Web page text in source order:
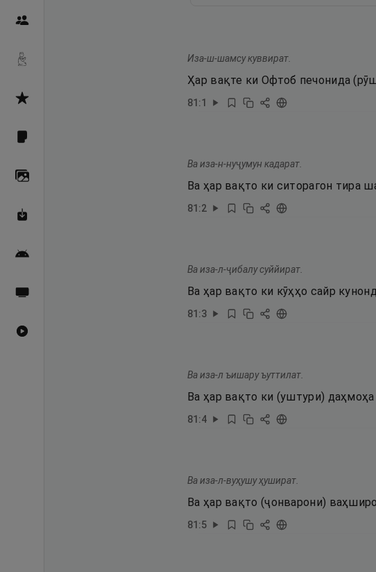
Иза-ш-шамсу куввират.
Ҳар вақте ки Офтоб печонида
81:1
Ва иза-н-нуҷумун кадарат.
Ва ҳар вақто ки ситорагон тира
81:2
Ва иза-л-ҷибалу суййират.
Ва ҳар вақто ки кӯҳҳо сайр
81:3
Ва иза-л ъишару ъуттилат.
Ва ҳар вақто ки (уштури)
81:4
Ва иза-л-вуҳушу ҳушират.
Ва ҳар вақто (ҷонварони)
81:5